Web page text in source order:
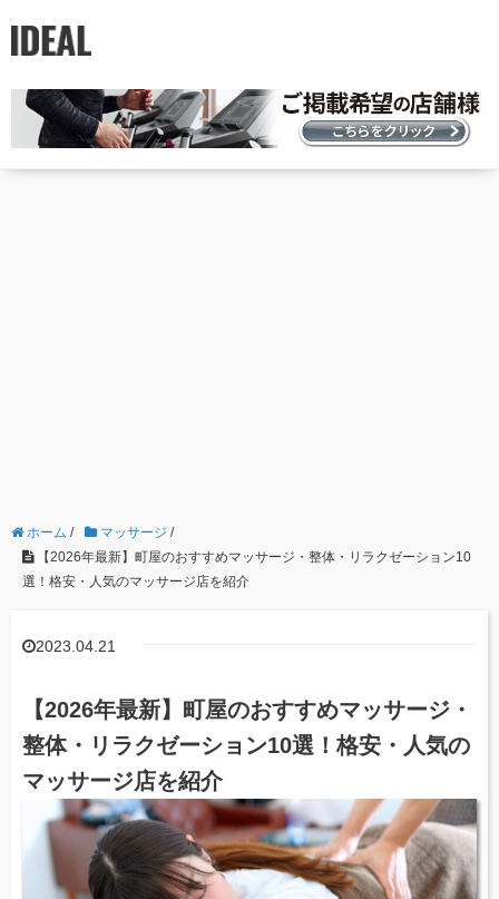
ホーム / マッサージ /
【2026年最新】町屋のおすすめマッサージ・整体・リラクゼーション10
選！格安・人気のマッサージ店を紹介
2023.04.21
【2026年最新】町屋のおすすめマッサージ・
整体・リラクゼーション10選！格安・人気の
マッサージ店を紹介